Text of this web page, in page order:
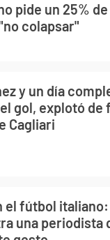
pide un 25%
colapsar"
y un día
gol, explotó de
Cagliari
el fútbol
una periodista